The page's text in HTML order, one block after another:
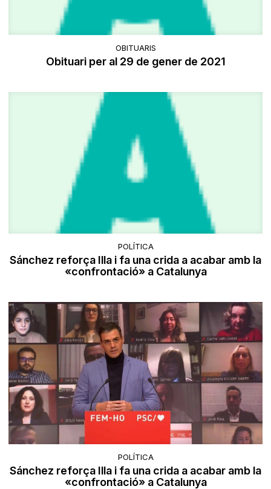
OBITUARIS
Obituari per al 29 de gener de 2021
POLÍTICA
Sánchez reforça Illa i fa una crida a acabar amb la
«confrontació» a Catalunya
POLÍTICA
Sánchez reforça Illa i fa una crida a acabar amb la
«confrontació» a Catalunya